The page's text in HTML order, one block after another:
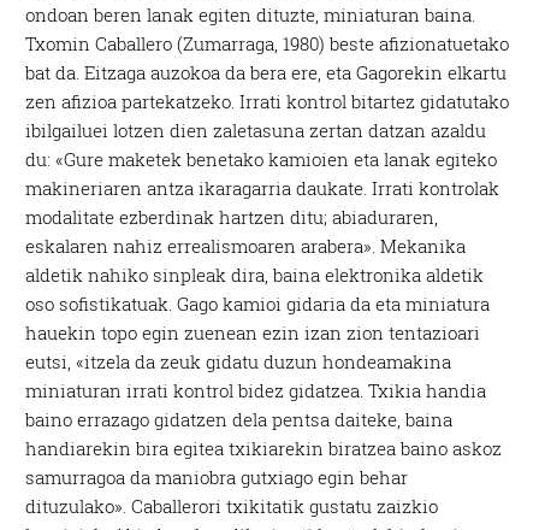
ondoan beren lanak egiten dituzte, miniaturan baina.
Txomin Caballero (Zumarraga, 1980) beste afizionatuetako
bat da. Eitzaga auzokoa da bera ere, eta Gagorekin elkartu
zen afizioa partekatzeko. Irrati kontrol bitartez gidatutako
ibilgailuei lotzen dien zaletasuna zertan datzan azaldu
du: «Gure maketek benetako kamioien eta lanak egiteko
makineriaren antza ikaragarria daukate. Irrati kontrolak
modalitate ezberdinak hartzen ditu; abiaduraren,
eskalaren nahiz errealismoaren arabera». Mekanika
aldetik nahiko sinpleak dira, baina elektronika aldetik
oso sofistikatuak. Gago kamioi gidaria da eta miniatura
hauekin topo egin zuenean ezin izan zion tentazioari
eutsi, «itzela da zeuk gidatu duzun hondeamakina
miniaturan irrati kontrol bidez gidatzea. Txikia handia
baino errazago gidatzen dela pentsa daiteke, baina
handiarekin bira egitea txikiarekin biratzea baino askoz
samurragoa da maniobra gutxiago egin behar
dituzulako». Caballerori txikitatik gustatu zaizkio